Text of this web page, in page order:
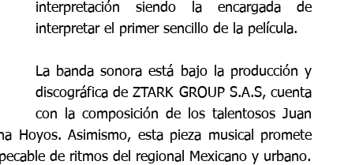
interpretación siendo la encargada de
interpretar el primer sencillo de la película.
La banda sonora está bajo la producción y
discográfica de ZTARK GROUP S.A.S, cuenta
con la composición de los talentosos Juan
Hoyos. Asimismo, esta pieza musical promete
de ritmos del regional Mexicano y urbano.